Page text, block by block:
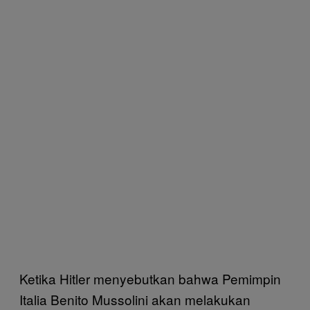
Ketika Hitler menyebutkan bahwa Pemimpin
Italia Benito Mussolini akan melakukan